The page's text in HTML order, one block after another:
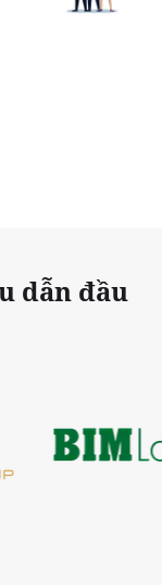
dẫn đầu